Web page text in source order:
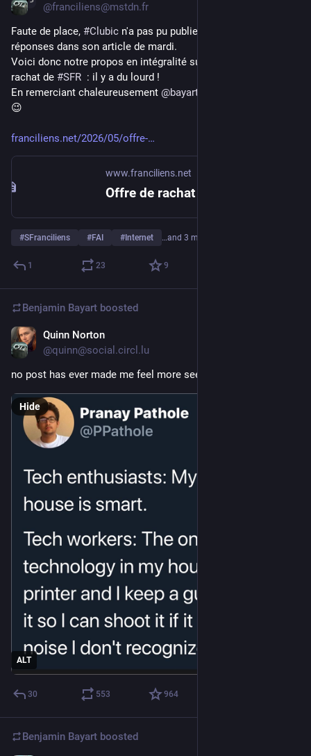
@franciliens@mstdn.fr
Faute de place, #Clubic n'a pas pu publier en intégralité nos
réponses dans son article de mardi.
Voici donc notre propos en intégralité sur notre offre de
rachat de #SFR
  : il y a du lourd !
En remerciant chaleureusement @bayartb
😉
franciliens.net/2026/05/offre-
www.franciliens.net
#SFranciliens #FAI # Internet …and 3 more
1 23 9
Benjamin Bayart boosted
Quinn Norton
@quinn@social.circl.lu
no post has ever made me feel more seen than this one.
ALT
Hide
30 553 964
Benjamin Bayart boosted